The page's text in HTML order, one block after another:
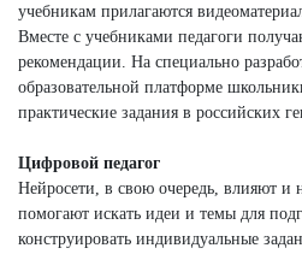
учебникам прилагаются
Вместе с учебниками педагоги
рекомендации. На специально
образовательной платформе
практические задания в российских
Цифровой педагог
Нейросети, в свою очередь, влияют и
помогают искать идеи и темы для
конструировать индивидуальные